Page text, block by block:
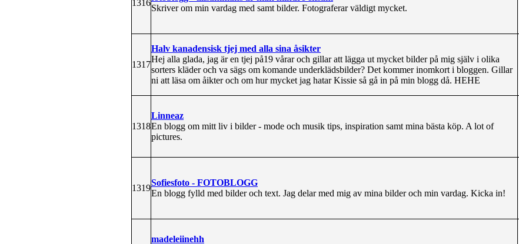
1316
Skriver om min vardag med samt bilder. Fotograferar väldigt mycket.
1317
Halv kanadensisk tjej med alla sina åsikter
Hej alla glada, jag är en tjej på19 vårar och gillar att lägga ut mycket bilder på mig själv i olika
sorters kläder och va sägs om komande underklädsbilder? Det kommer inomkort i bloggen. Gillar
ni att läsa om åikter och om hur mycket jag hatar Kissie så gå in på min blogg då. HEHE
1318
Linneaz
En blogg om mitt liv i bilder - mode och musik tips, inspiration samt mina bästa köp. A lot of
pictures.
1319
Sofiesfoto - FOTOBLOGG
En blogg fylld med bilder och text. Jag delar med mig av mina bilder och min vardag. Kicka in!
madeleiinehh